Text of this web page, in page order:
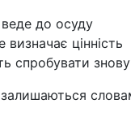
до осуду
визначає цінність
спробувати знову